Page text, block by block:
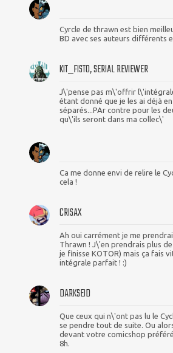
Cyrcle de thrawn est bien
BD avec ses auteurs différents
KIT_FISTO, SERIAL REVIEWER
J\'pense pas m\'offrir
étant donné que je les ai déjà
séparés...PAr contre pour les
qu\'ils seront dans ma collec\'
Ca me donne envi de relire le
cela !
CRISAX
Ah oui carrément je me
Thrawn ! J\'en prendrais plus
je finisse KOTOR) mais ça fais
intégrale parfait ! :)
DARKSEID
Que ceux qui n\'ont pas lu le
se pendre tout de suite. Ou
devant votre comicshop
8h.